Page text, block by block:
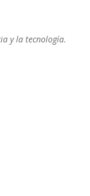
y la tecnología.